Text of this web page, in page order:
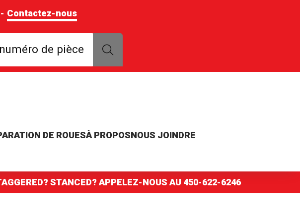
Contactez-nous
de pièce
par marque, modèle ou numéro de pièce
DE ROUESÀ PROPOSNOUS JOINDRE
STANCED? APPELEZ-NOUS AU450-622-6246